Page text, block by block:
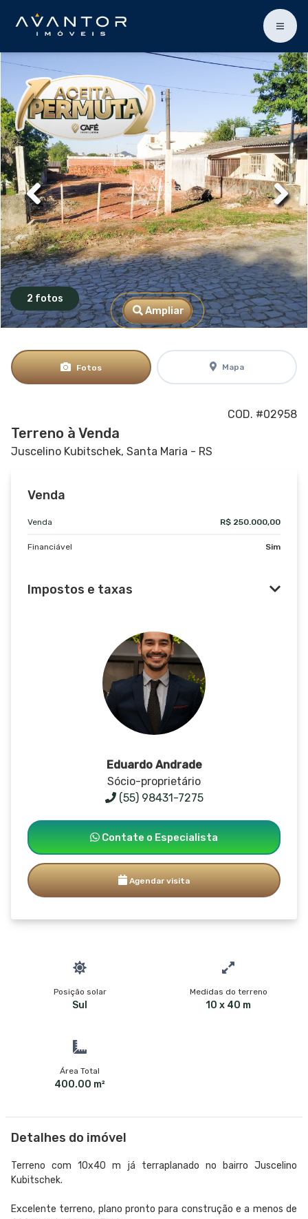
2 fotos
Ampliar
Fotos Mapa
COD. #02958
Terreno à Venda
Juscelino Kubitschek, Santa Maria - RS
Venda
Venda R$ 250.000,00
Financiável Sim
Impostos e taxas
Eduardo Andrade
Sócio-proprietário
(55) 98431-7275
Contate o Especialista
Agendar visita
Posição solar
Sul
Medidas do terreno
10 x 40 m
Área Total
400.00 m²
Detalhes do imóvel
Terreno com 10x40 m já terraplanado no bairro Juscelino
Kubitschek.
Excelente terreno, plano pronto para construção e a menos de